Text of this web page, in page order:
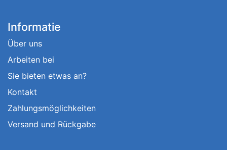
Informatie
Über uns
Arbeiten bei
Sie bieten etwas an?
Kontakt
Zahlungsmöglichkeiten
Versand und Rückgabe